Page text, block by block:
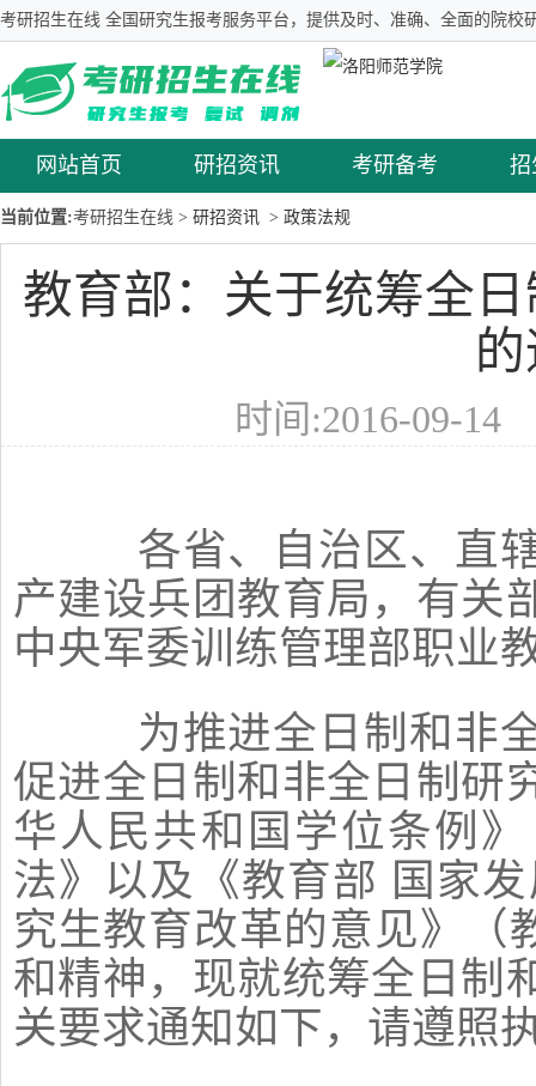
考研招生在线 全国研究生报考服务平台，提供及时、准确、全面的院校
网站首页 研招资讯 考研备考 招
当前位置:考研招生在线 > 研招资讯 > 政策法规
教育部：关于统筹全
时间:2016-09-
各省、自治区、直辖
产建设兵团教育局，有关
中央军委训练管理部职业
为推进全日制和非全
促进全日制和非全日制研
华人民共和国学位条例
法》以及《教育部 国家
究生教育改革的意见》（
和精神，现就统筹全日制
关要求通知如下，请遵照